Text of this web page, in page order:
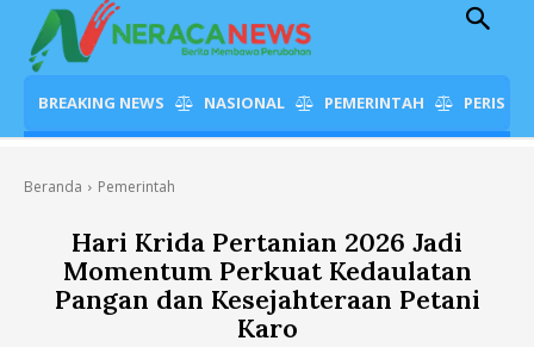
BREAKING NEWS NASIONAL PEMERINTAH
Beranda Pemerintah
Hari Krida Pertanian 2026 Jadi
Momentum Perkuat Kedaulatan
Pangan dan Kesejahteraan Petani
Karo